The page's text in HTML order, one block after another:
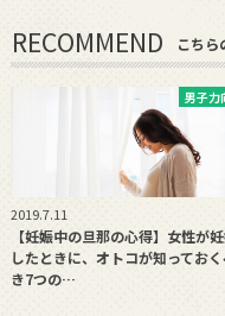
RECOMMEND こちら
男子力
2019.7.11
【妊娠中の旦那の心得】女性が
したときに、オトコが知ってお
き7つの…